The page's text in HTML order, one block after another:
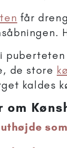
får
de store
kaldes